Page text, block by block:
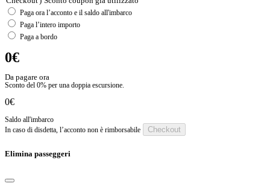
Paga ora l’acconto e il saldo all'imbarco
Paga l’intero importo
Paga a bordo
0€
Da pagare ora
Sconto del 0% per una doppia escursione.
0€
Saldo all'imbarco
In caso di disdetta, l’acconto non è rimborsabile
Checkout
Elimina passeggeri